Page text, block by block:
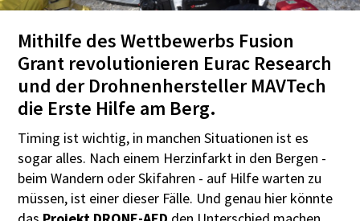
Mithilfe des Wettbewerbs Fusion
Grant revolutionieren Eurac Research
und der Drohnenhersteller MAVTech
die Erste Hilfe am Berg.
Timing ist wichtig, in manchen Situationen ist es
sogar alles. Nach einem Herzinfarkt in den Bergen -
beim Wandern oder Skifahren - auf Hilfe warten zu
müssen, ist einer dieser Fälle. Und genau hier könnte